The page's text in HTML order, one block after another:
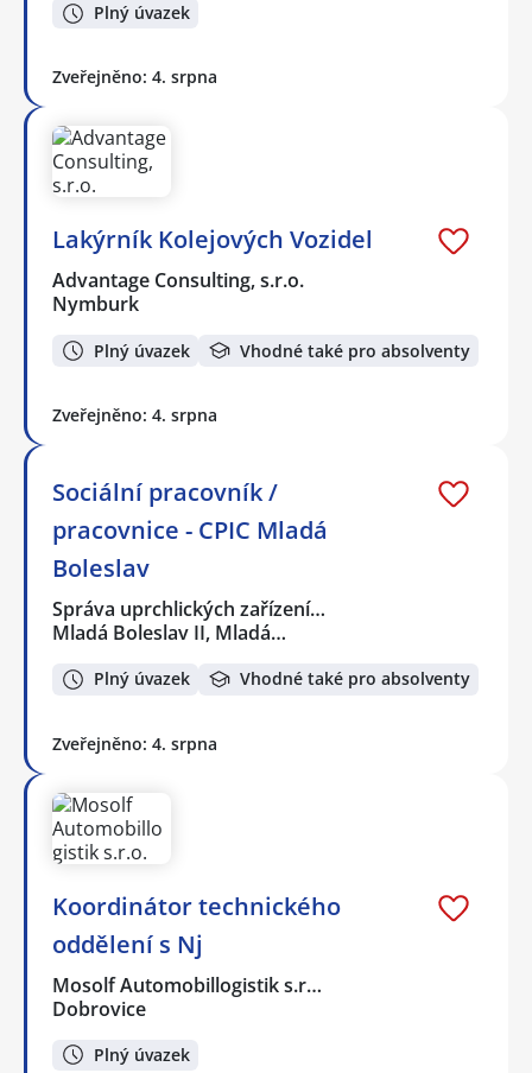
Plný úvazek
Zveřejněno: 4. srpna
Lakýrník Kolejových Vozidel
Advantage Consulting, s.r.o.
Nymburk
Plný úvazek Vhodné také pro absolventy
Zveřejněno: 4. srpna
Sociální pracovník /
pracovnice - CPIC Mladá
Boleslav
Správa uprchlických zařízení…
Mladá Boleslav II, Mladá…
Plný úvazek Vhodné také pro absolventy
Zveřejněno: 4. srpna
Koordinátor technického
oddělení s Nj
Mosolf Automobillogistik s.r…
Dobrovice
Plný úvazek